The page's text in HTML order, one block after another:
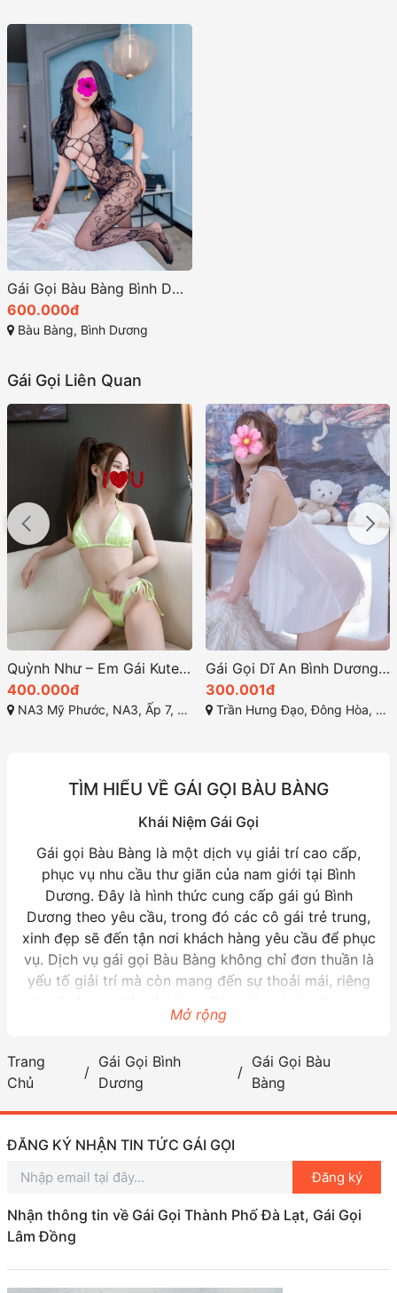
Gái Gọi Bàu Bàng Bình Dương 2026
600.000đ
Bàu Bàng, Bình Dương
Gái Gọi Liên Quan
Gái Gọi Dĩ An Bình Dương: Tú Trinh – Em Gái Dễ Thương, Gái Trẻ Xinh Đáng Yêu, Siêu Vòng 3 Gợi Tình
300.001đ
Trần Hưng Đạo, Đông Hòa, Dĩ An, Bình Dương
Gái Gọi Thuận An Bình Dương Trải Nghiệm Đáng Nhớ
500.000đ
Thuận An, Bình dương
TÌM HIỂU VỀ GÁI GỌI BÀU BÀNG
Khái Niệm Gái Gọi
Gái gọi Bàu Bàng là một dịch vụ giải trí cao cấp,
phục vụ nhu cầu thư giãn của nam giới tại Bình
Dương. Đây là hình thức cung cấp gái gú Bình
Dương theo yêu cầu, trong đó các cô gái trẻ trung,
xinh đẹp sẽ đến tận nơi khách hàng yêu cầu để phục
vụ. Dịch vụ gái gọi Bàu Bàng không chỉ đơn thuần là
yếu tố giải trí mà còn mang đến sự thoải mái, riêng
được tuyển chọn kỹ lưỡng, có ngoại hình ưa nhìn,
lẫn thái độ phục vụ. Trong thị trường dịch vụ giải trí
Bàu Bàng, gái gọi được đánh giá cao về chất lượng
dịch vụ, đem lại trải nghiệm đáng nhớ cho khách
Lý Do Chọn Gái Gọi Tại Bàu Bàng
là một quyết định phù hợp
dành cho những ai mong muốn tìm kiếm sự quyến rũ
và thân thiện của những cô gái đẹp, có thể mang lại
Mở rộng
Trang
Chủ
Gái Gọi Bình
Dương
Gái Gọi Bàu
Bàng
ĐĂNG KÝ NHẬN TIN TỨC GÁI GỌI
Đăng ký
Nhận thông tin về Gái Gọi Thành Phố Đà Lạt, Gái Gọi
Lâm Đồng